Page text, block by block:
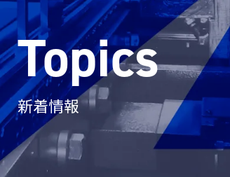
新着情報
Topics